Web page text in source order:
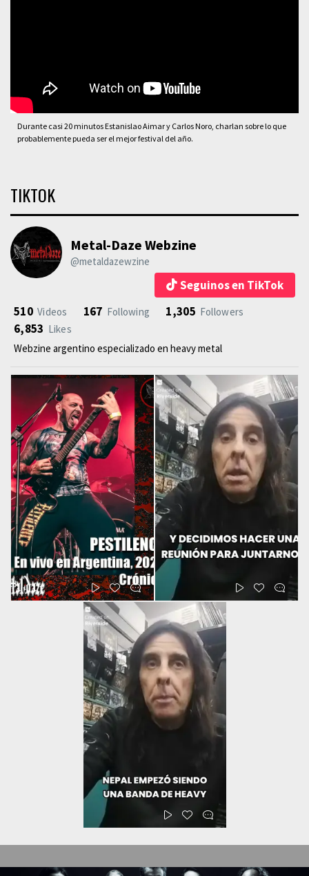
Durante casi 20 minutos Estanislao Aimar y Carlos Noro, charlan sobre lo que
probablemente pueda ser el mejor festival del año.
TIKTOK
Metal-Daze Webzine
@metaldazewzine
Seguinos en TikTok
510 Videos 167 Following 1,305 Followers
6,853 Likes
Webzine argentino especializado en heavy metal